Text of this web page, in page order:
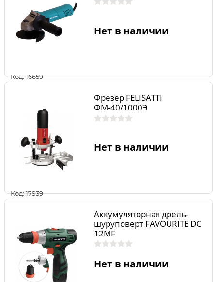
Код: 16659
Нет в наличии
Код: 17939
Фрезер FELISATTI
ФМ-40/1000Э
Нет в наличии
Аккумуляторная дрель-
шуруповерт FAVOURITE DC
12MF
Нет в наличии